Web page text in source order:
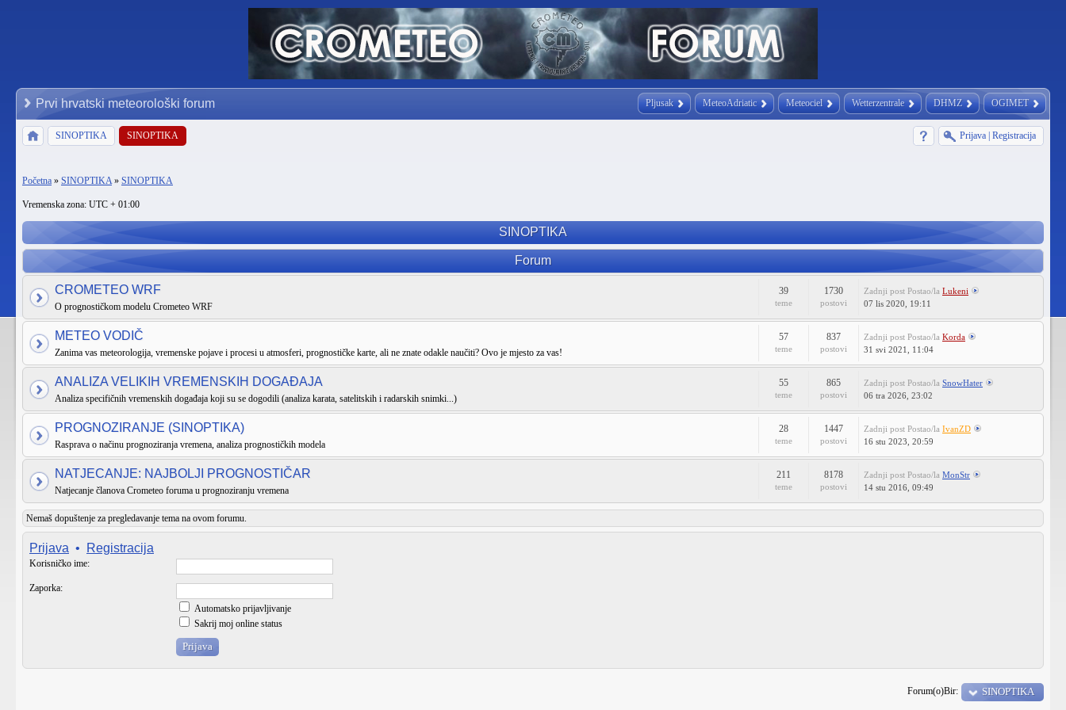
Pljusak MeteoAdriatic Meteociel Wetterzentrale DHMZ OGIMET
Prvi hrvatski meteorološki forum
SINOPTIKA SINOPTIKA Prijava Registracija
Početna » SINOPTIKA» SINOPTIKA
Vremenska zona: UTC + 01:00
SINOPTIKA
Forum
CROMETEO WRF
O prognostičkom modelu Crometeo WRF
39
teme
1730
postovi
Zadnji post Postao/la Lukeni
07 lis 2020, 19:11
METEO VODIČ
Zanima vas meteorologija, vremenske pojave i procesi u atmosferi, prognostičke karte, ali ne znate odakle naučiti? Ovo je mjesto za vas!
57
teme
837
postovi
Zadnji post Postao/la Korda
31 svi 2021, 11:04
ANALIZA VELIKIH VREMENSKIH DOGAĐAJA
Analiza specifičnih vremenskih događaja koji su se dogodili (analiza karata, satelitskih i radarskih snimki...)
55
teme
865
postovi
Zadnji post Postao/la SnowHater
06 tra 2026, 23:02
PROGNOZIRANJE (SINOPTIKA)
Rasprava o načinu prognoziranja vremena, analiza prognostičkih modela
28
teme
1447
postovi
Zadnji post Postao/la IvanZD
16 stu 2023, 20:59
NATJECANJE: NAJBOLJI PROGNOSTIČAR
Natjecanje članova Crometeo foruma u prognoziranju vremena
211
teme
8178
postovi
Zadnji post Postao/la MonStr
14 stu 2016, 09:49
Nemaš dopuštenje za pregledavanje tema na ovom forumu.
Prijava • Registracija
Korisničko ime:
Zaporka:
Automatsko prijavljivanje
Sakrij moj online status
Forum(o)Bir: SINOPTIKA